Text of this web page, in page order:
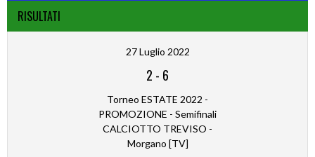
RISULTATI
27 Luglio 2022
2 - 6
Torneo ESTATE 2022 -
PROMOZIONE - Semifinali
CALCIOTTO TREVISO -
Morgano [TV]